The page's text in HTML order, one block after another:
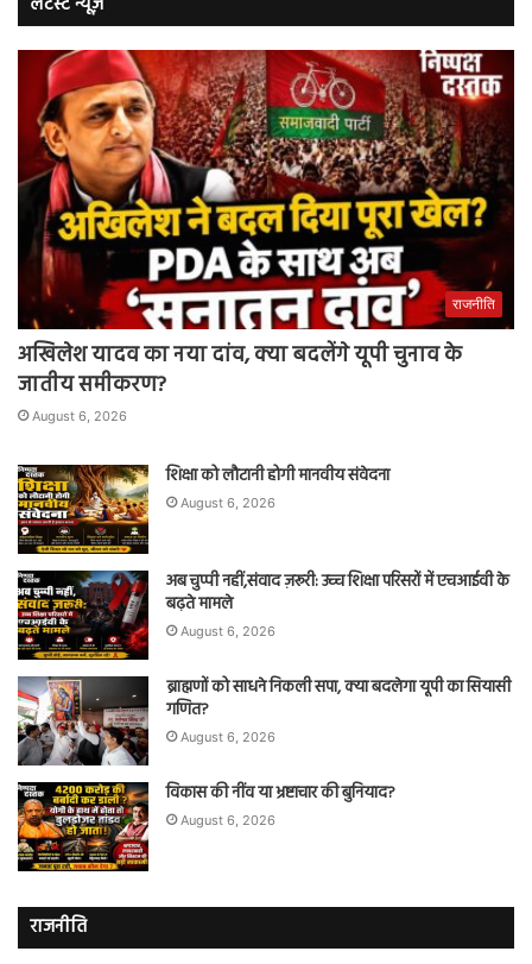
राजनीति
अखिलेश यादव का नया दांव, क्या बदलेंगे यूपी चुनाव के
जातीय समीकरण?
August 6, 2026
शिक्षा को लौटानी होगी मानवीय संवेदना
August 6, 2026
अब चुप्पी नहीं,संवाद ज़रूरी: उच्च शिक्षा परिसरों में एचआईवी के
बढ़ते मामले
August 6, 2026
ब्राह्मणों को साधने निकली सपा, क्या बदलेगा यूपी का सियासी
गणित?
August 6, 2026
विकास की नींव या भ्रष्टाचार की बुनियाद?
August 6, 2026
राजनीति